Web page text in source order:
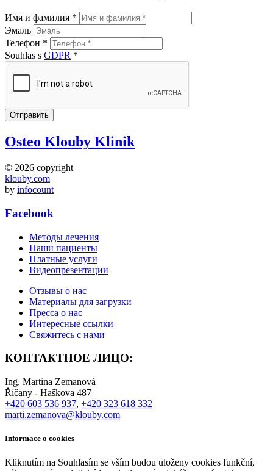
Имя и фамилия *
Эмаль
Телефон *
Souhlas s GDPR *
Osteo Klouby Klinik
© 2026 copyright
klouby.com
by infocount
Facebook
Методы лечения
Наши пациенты
Платные услуги
Видеопрезентации
Отзывы о нас
Mатериалы для загрузки
Пресса о нас
Интересные ссылки
Свяжитесь с нами
КОНТАКТНОЕ ЛИЦО:
Ing. Martina Zemanová
Říčany - Haškova 487
+420 603 536 937, +420 323 618 332
marti.zemanova@klouby.com
Informace o cookies
Kliknutím na Souhlasím se vším budou uloženy cookies funkční,